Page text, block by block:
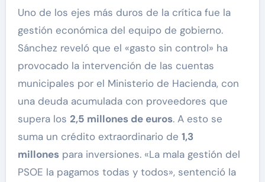
Uno de los ejes más duros de la crítica fue la
gestión económica del equipo de gobierno.
Sánchez reveló que el «gasto sin control» ha
provocado la intervención de las cuentas
municipales por el Ministerio de Hacienda, con
una deuda acumulada con proveedores que
supera los 2,5 millones de euros. A esto se
suma un crédito extraordinario de 1,3
millonespara inversiones. «La mala gestión del
PSOE la pagamos todas y todos», sentenció la